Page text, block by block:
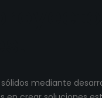
mediante